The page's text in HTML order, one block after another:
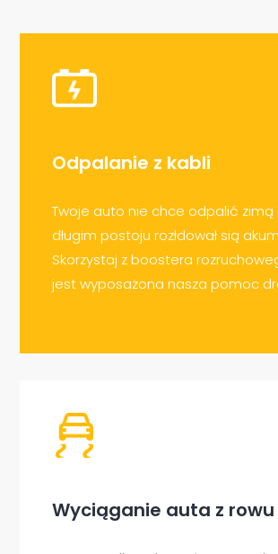
Odpalanie z kabli
Twoje auto nie chce odpalić zimą
długim postoju rozłdował sią
Skorzystaj z boostera
jest wyposażona nasza pomoc
Wyciąganie auta z rowu